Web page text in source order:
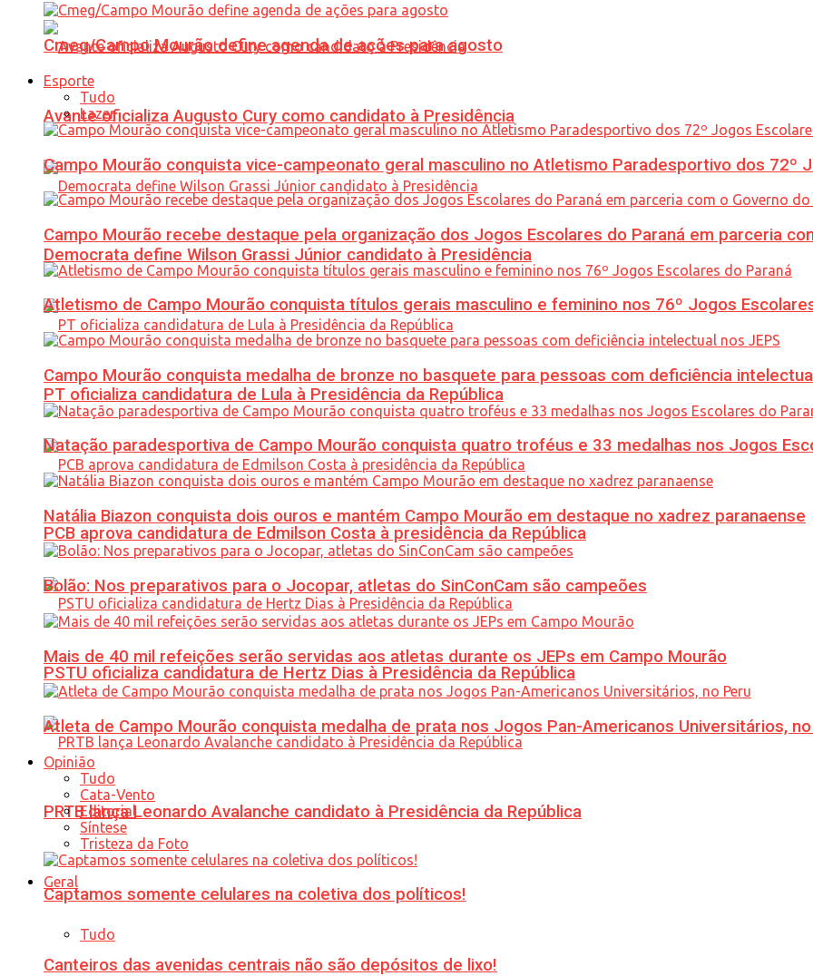
Avante oficializa Augusto Cury como candidato à Presidência
Democrata define Wilson Grassi Júnior candidato à Presidência
PT oficializa candidatura de Lula à Presidência da República
PCB aprova candidatura de Edmilson Costa à presidência da República
PSTU oficializa candidatura de Hertz Dias à Presidência da República
PRTB lança Leonardo Avalanche candidato à Presidência da República
Geral
Tudo
Cmeg/Campo Mourão define agenda de ações para agosto
Esporte
Tudo
Lazer
Campo Mourão conquista vice-campeonato geral masculino no Atletismo Paradesportivo dos 72º
Campo Mourão recebe destaque pela organização dos Jogos Escolares do Paraná em parceria
Atletismo de Campo Mourão conquista títulos gerais masculino e feminino nos 76º Jogos
Campo Mourão conquista medalha de bronze no basquete para pessoas com deficiência
Natação paradesportiva de Campo Mourão conquista quatro troféus e 33 medalhas nos Jogos
Natália Biazon conquista dois ouros e mantém Campo Mourão em destaque no xadrez paranaense
Bolão: Nos preparativos para o Jocopar, atletas do SinConCam são campeões
Mais de 40 mil refeições serão servidas aos atletas durante os JEPs em Campo Mourão
Atleta de Campo Mourão conquista medalha de prata nos Jogos Pan-Americanos Universitários,
Opinião
Tudo
Cata-Vento
Editorial
Síntese
Tristeza da Foto
Captamos somente celulares na coletiva dos políticos!
Canteiros das avenidas centrais não são depósitos de lixo!